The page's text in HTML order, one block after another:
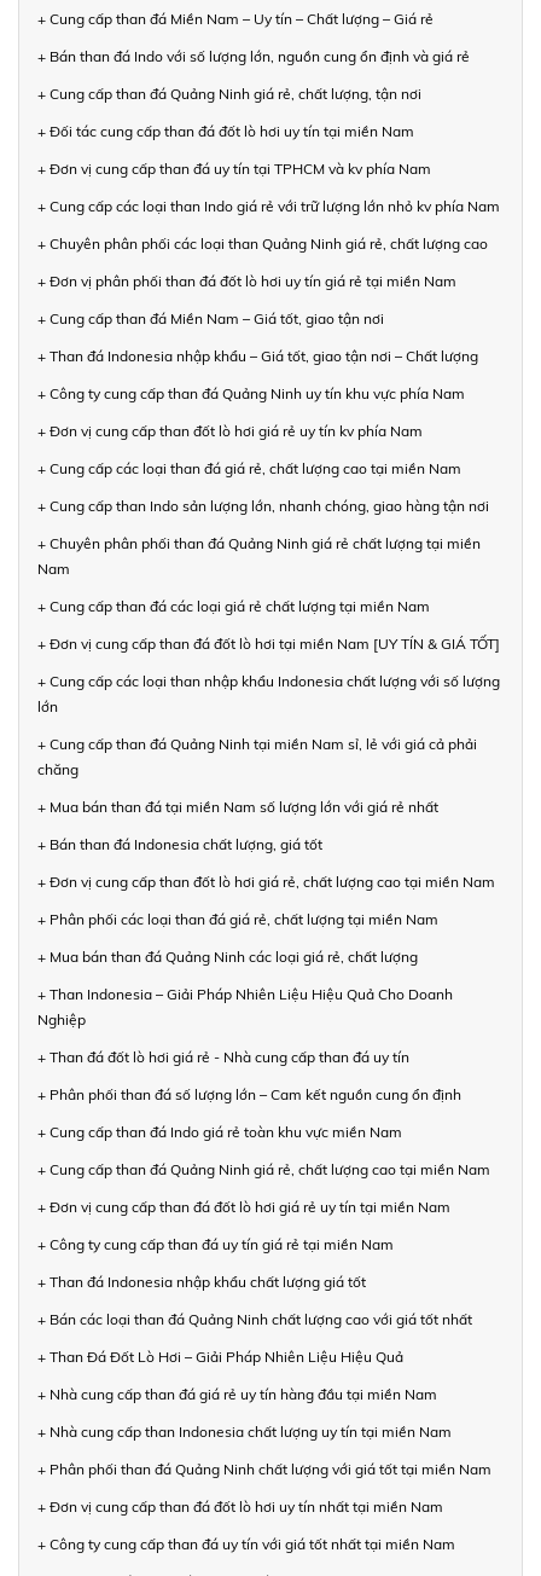
+ Cung cấp than đá Miền Nam – Uy tín – Chất lượng – Giá rẻ
+ Bán than đá Indo với số lượng lớn, nguồn cung ổn định và giá rẻ
+ Cung cấp than đá Quảng Ninh giá rẻ, chất lượng, tận nơi
+ Đối tác cung cấp than đá đốt lò hơi uy tín tại miền Nam
+ Đơn vị cung cấp than đá uy tín tại TPHCM và kv phía Nam
+ Cung cấp các loại than Indo giá rẻ với trữ lượng lớn nhỏ kv phía Nam
+ Chuyên phân phối các loại than Quảng Ninh giá rẻ, chất lượng cao
+ Đơn vị phân phối than đá đốt lò hơi uy tín giá rẻ tại miền Nam
+ Cung cấp than đá Miền Nam – Giá tốt, giao tận nơi
+ Than đá Indonesia nhập khẩu – Giá tốt, giao tận nơi – Chất lượng
+ Công ty cung cấp than đá Quảng Ninh uy tín khu vực phía Nam
+ Đơn vị cung cấp than đốt lò hơi giá rẻ uy tín kv phía Nam
+ Cung cấp các loại than đá giá rẻ, chất lượng cao tại miền Nam
+ Cung cấp than Indo sản lượng lớn, nhanh chóng, giao hàng tận nơi
+ Chuyên phân phối than đá Quảng Ninh giá rẻ chất lượng tại miền
Nam
+ Cung cấp than đá các loại giá rẻ chất lượng tại miền Nam
+ Đơn vị cung cấp than đá đốt lò hơi tại miền Nam [UY TÍN & GIÁ TỐT]
+ Cung cấp các loại than nhập khẩu Indonesia chất lượng với số lượng
lớn
+ Cung cấp than đá Quảng Ninh tại miền Nam sỉ, lẻ với giá cả phải
chăng
+ Mua bán than đá tại miền Nam số lượng lớn với giá rẻ nhất
+ Bán than đá Indonesia chất lượng, giá tốt
+ Đơn vị cung cấp than đốt lò hơi giá rẻ, chất lượng cao tại miền Nam
+ Phân phối các loại than đá giá rẻ, chất lượng tại miền Nam
+ Mua bán than đá Quảng Ninh các loại giá rẻ, chất lượng
+ Than Indonesia – Giải Pháp Nhiên Liệu Hiệu Quả Cho Doanh
Nghiệp
+ Than đá đốt lò hơi giá rẻ - Nhà cung cấp than đá uy tín
+ Phân phối than đá số lượng lớn – Cam kết nguồn cung ổn định
+ Cung cấp than đá Indo giá rẻ toàn khu vực miền Nam
+ Cung cấp than đá Quảng Ninh giá rẻ, chất lượng cao tại miền Nam
+ Đơn vị cung cấp than đá đốt lò hơi giá rẻ uy tín tại miền Nam
+ Công ty cung cấp than đá uy tín giá rẻ tại miền Nam
+ Than đá Indonesia nhập khẩu chất lượng giá tốt
+ Bán các loại than đá Quảng Ninh chất lượng cao với giá tốt nhất
+ Than Đá Đốt Lò Hơi – Giải Pháp Nhiên Liệu Hiệu Quả
+ Nhà cung cấp than đá giá rẻ uy tín hàng đầu tại miền Nam
+ Nhà cung cấp than Indonesia chất lượng uy tín tại miền Nam
+ Phân phối than đá Quảng Ninh chất lượng với giá tốt tại miền Nam
+ Đơn vị cung cấp than đá đốt lò hơi uy tín nhất tại miền Nam
+ Công ty cung cấp than đá uy tín với giá tốt nhất tại miền Nam